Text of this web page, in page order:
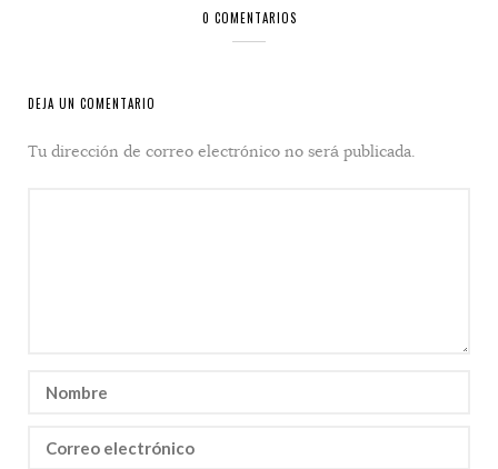
0 COMENTARIOS
DEJA UN COMENTARIO
Tu dirección de correo electrónico no será publicada.